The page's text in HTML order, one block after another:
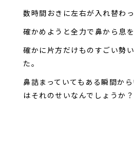
数時間おきに左右が入れ替わっ
確かめようと全力で鼻から息
確かに片方だけものすごい勢
た。
鼻詰まっていてもある瞬間か
はそれのせいなんでしょうか？